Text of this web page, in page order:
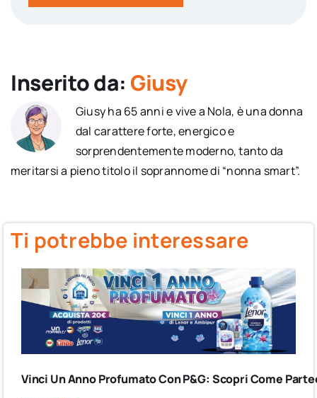
Inserito da: Giusy
Giusy ha 65 anni e vive a Nola, è una donna
dal carattere forte, energico e
sorprendentemente moderno, tanto da
meritarsi a pieno titolo il soprannome di “nonna smart”.
Ti potrebbe interessare
Vinci Un Anno Profumato Con P&G: Scopri Come